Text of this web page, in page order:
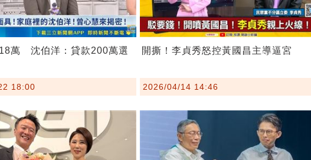
萬 沈伯洋：貸款200萬選
18:00
開撕！李貞秀怒控黃國昌主導逼宮
2026/04/14 14:46